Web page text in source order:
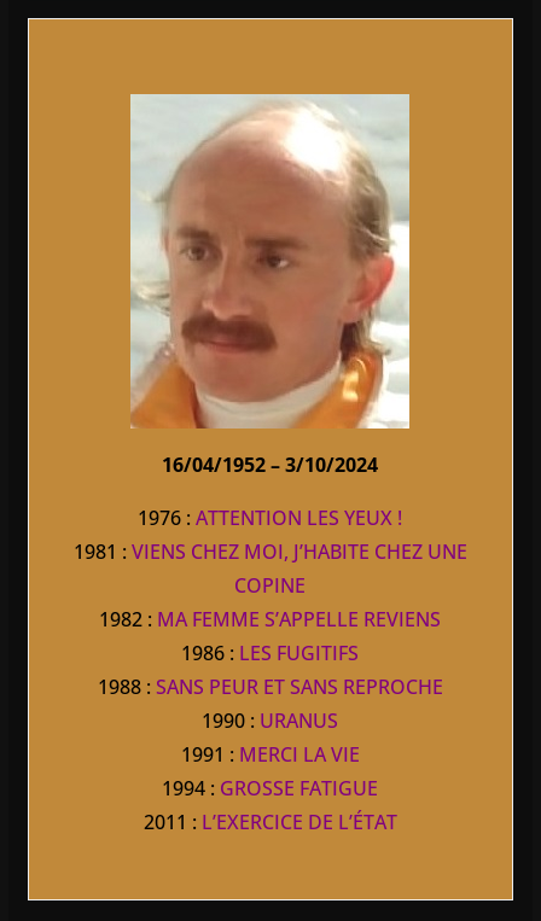
16/04/1952 – 3/10/2024
1976 :ATTENTION LES YEUX !
1981 : VIENS CHEZ MOI, J’HABITE CHEZ UNE
COPINE
1982 : MA FEMME S’APPELLE REVIENS
1986 : LES FUGITIFS
1988 : SANS PEUR ET SANS REPROCHE
1990 : URANUS
1991 : MERCI LA VIE
1994 : GROSSE FATIGUE
2011 : L’EXERCICE DE L’ÉTAT